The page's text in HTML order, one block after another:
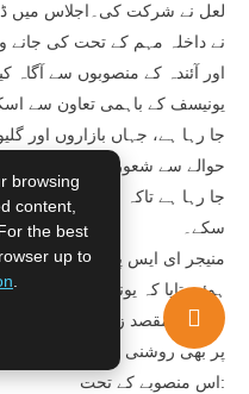
لعل نے شرکت کی۔اجلاس میں
نے داخلہ مہم کے تحت کی جانے
اور آئندہ کے منصوبوں سے آگاہ
یونیسف کے باہمی تعاون سے
جا رہا ہے، جہاں بازاروں اور
حوالے سے شعور دیا جا رہا ہے۔
جا رہا ہے تاکہ اسکول سے باہر
سکے۔
منیجر ای ایس پی یونیسف
ہوئے بتایا کہ یونیسف کے تحت
جس کا مقصد زیادہ سے زیادہ
اس منصوبے کے تحت:
browsing
content,
the best
up to